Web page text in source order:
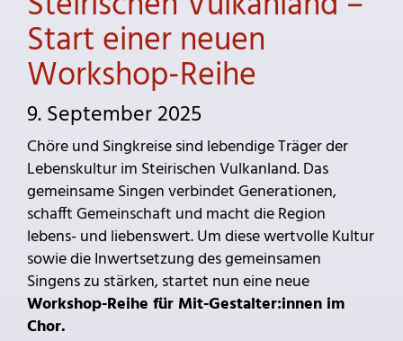
Start einer neuen
Workshop-Reihe
9. September 2025
Chöre und Singkreise sind lebendige Träger der
Lebenskultur im Steirischen Vulkanland. Das
gemeinsame Singen verbindet Generationen,
schafft Gemeinschaft und macht die Region
lebens- und liebenswert. Um diese wertvolle Kultur
sowie die Inwertsetzung des gemeinsamen
Singens zu stärken, startet nun eine neue
Workshop-Reihe für Mit-Gestalter:innen im
Chor.